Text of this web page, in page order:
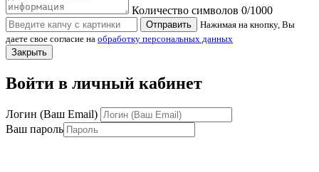
Количество символов 0/1000
Отправить
Нажимая на кнопку, Вы
даете свое согласие на обработку персональных данных
Закрыть
Войти в личный кабинет
Логин (Ваш Email)
Ваш пароль